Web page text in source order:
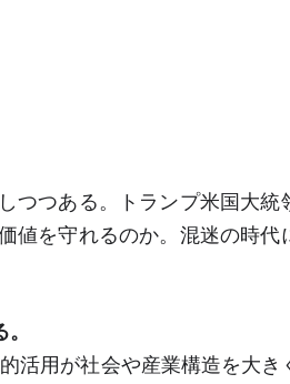
つある。トランプ米国大統
値を守れるのか。混迷の時代
活用が社会や産業構造を大き